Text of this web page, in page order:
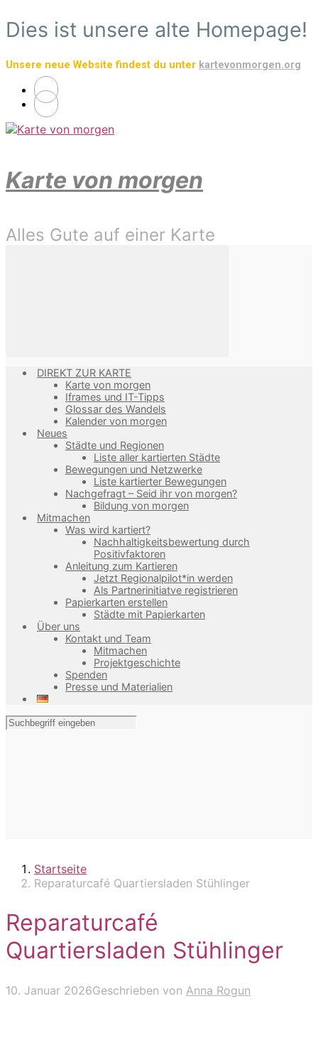
Zum
Hauptinhalt
Dies ist unsere alte Homepage!
Unsere neue Website findest du unter kartevonmorgen.org
Karte von morgen
Alles Gute auf einer Karte
DIREKT ZUR KARTE
Karte von morgen
Iframes und IT-Tipps
Glossar des Wandels
Kalender von morgen
Neues
Städte und Regionen
Liste aller kartierten Städte
Bewegungen und Netzwerke
Liste kartierter Bewegungen
Nachgefragt – Seid ihr von morgen?
Bildung von morgen
Mitmachen
Was wird kartiert?
Nachhaltigkeitsbewertung durch
Positivfaktoren
Anleitung zum Kartieren
Jetzt Regionalpilot*in werden
Als Partnerinitiatve registrieren
Papierkarten erstellen
Städte mit Papierkarten
Über uns
Kontakt und Team
Mitmachen
Projektgeschichte
Spenden
Presse und Materialien
Startseite
Reparaturcafé Quartiersladen Stühlinger
Reparaturcafé
Quartiersladen Stühlinger
10. Januar 2026Geschrieben von Anna Rogun